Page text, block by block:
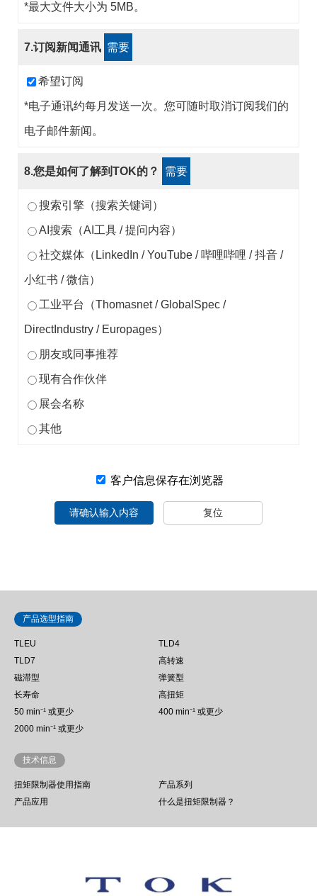
*最大文件大小为 5MB。
7.订阅新闻通讯 需要
希望订阅
*电子通讯约每月发送一次。您可随时取消订阅我们的
电子邮件新闻。
8.您是如何了解到TOK的？ 需要
搜索引擎（搜索关键词）
AI搜索（AI工具 / 提问内容）
社交媒体（LinkedIn / YouTube / 哔哩哔哩 / 抖音 /
小红书 / 微信）
工业平台（Thomasnet / GlobalSpec /
DirectIndustry / Europages）
朋友或同事推荐
现有合作伙伴
展会名称
其他
客户信息保存在浏览器
请确认输入内容 复位
产品选型指南
TLEU
TLD4
TLD7
高转速
磁滞型
弹簧型
长寿命
高扭矩
50 min⁻¹ 或更少
400 min⁻¹ 或更少
2000 min⁻¹ 或更少
技术信息
扭矩限制器使用指南
产品系列
产品应用
什么是扭矩限制器？